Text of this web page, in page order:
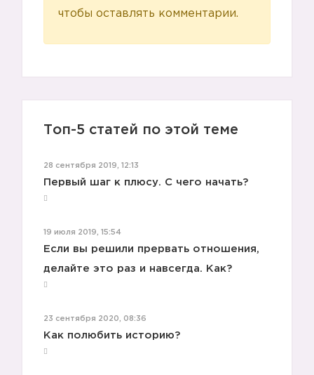
🚫
чтобы оставлять комментарии.
Топ-5 статей по этой теме
28 сентября 2019, 12:13
Первый шаг к плюсу. С чего начать?
19 июля 2019, 15:54
Если вы решили прервать отношения,
делайте это раз и навсегда. Как?
23 сентября 2020, 08:36
Как полюбить историю?